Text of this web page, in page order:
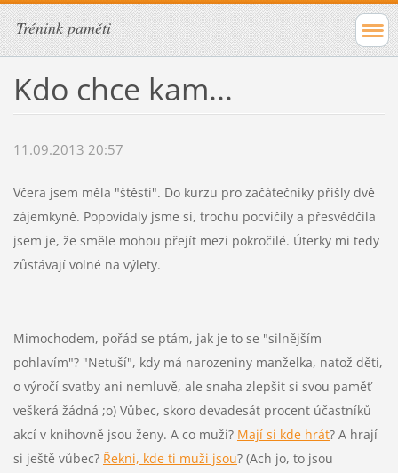
Trénink paměti
Kdo chce kam...
11.09.2013 20:57
Včera jsem měla "štěstí". Do kurzu pro začátečníky přišly dvě
zájemkyně. Popovídaly jsme si, trochu pocvičily a přesvědčila
jsem je, že směle mohou přejít mezi pokročilé. Úterky mi tedy
zůstávají volné na výlety.
Mimochodem, pořád se ptám, jak je to se "silnějším
pohlavím"? "Netuší", kdy má narozeniny manželka, natož děti,
o výročí svatby ani nemluvě, ale snaha zlepšit si svou paměť
veškerá žádná ;o) Vůbec, skoro devadesát procent účastníků
akcí v knihovně jsou ženy. A co muži? Mají si kde hrát? A hrají
si ještě vůbec? Řekni, kde ti muži jsou? (Ach jo, to jsou